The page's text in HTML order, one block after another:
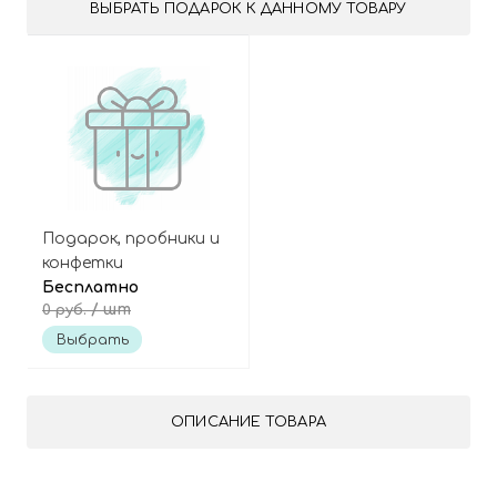
ВЫБРАТЬ ПОДАРОК К ДАННОМУ ТОВАРУ
Подарок, пробники и
конфетки
Бесплатно
0 руб./ шт
Выбрать
ОПИСАНИЕ ТОВАРА